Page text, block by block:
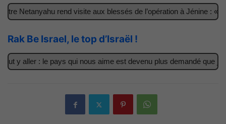
Netanyahu rend visite aux blessés de l’opération à Jénine : «
Rak Be Israel, le top d’Israël !
y aller : le pays qui nous aime est devenu plus demandé que